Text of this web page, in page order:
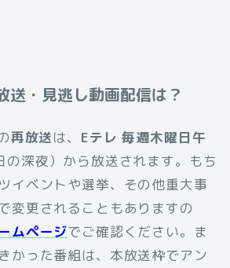
送・見逃し動画配信は？
再放送は、 Eテレ 毎週木曜日午
の深夜）から放送されます。もち
イベントや選挙、その他重大事
変更されることもありますの
ムページでご確認ください。ま
かった番組は、本放送枠でアン